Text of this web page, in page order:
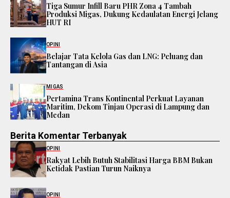
Tiga Sumur Infill Baru PHR Zona 4 Tambah
Produksi Migas, Dukung Kedaulatan Energi Jelang
HUT RI
OPINI
Belajar Tata Kelola Gas dan LNG: Peluang dan
Tantangan di Asia
MIGAS
Pertamina Trans Kontinental Perkuat Layanan
Maritim, Dekom Tinjau Operasi di Lampung dan
Medan
Berita Komentar Terbanyak
OPINI
Rakyat Lebih Butuh Stabilitasi Harga BBM Bukan
Ketidak Pastian Turun Naiknya
OPINI